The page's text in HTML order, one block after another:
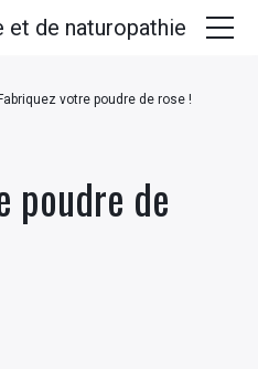
poudre de
votre poudre de rose !
et de naturopathie